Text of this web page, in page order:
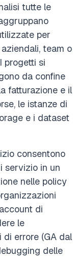
tutte le
per
team o
progetti si
da confine
fatturazione e il
le istanze di
e i dataset
consentono
servizio in un
nelle policy
di
le
errore (GA dal
delle